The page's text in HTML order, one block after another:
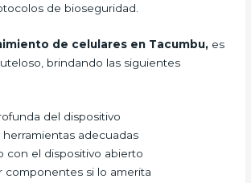
de bioseguridad.
de celulares en Tacumbu, es
brindando las siguientes
del dispositivo
adecuadas
con el dispositivo abierto
componentes si lo amerita